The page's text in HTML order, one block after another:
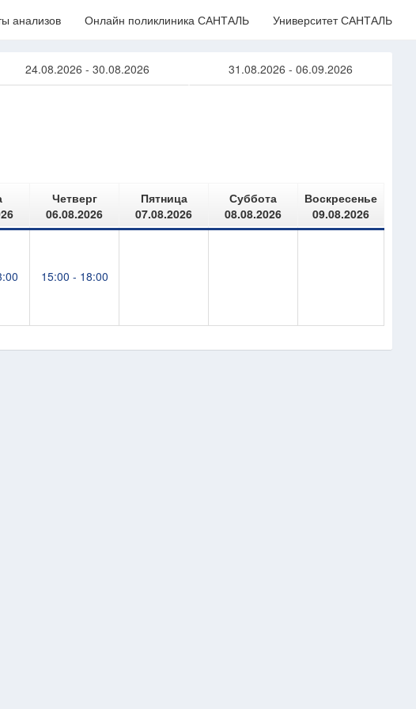
анализов Онлайн поликлиника САНТАЛЬ Университет САНТАЛЬ
24.08.2026 - 30.08.2026 31.08.2026 - 06.09.2026
Четверг
06.08.2026
Пятница
07.08.2026
Суббота
08.08.2026
Воскресенье
09.08.2026
15:00 - 18:00